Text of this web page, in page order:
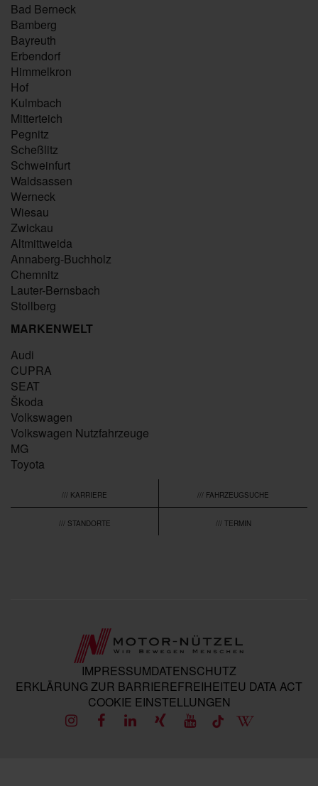
Bad Berneck
Bamberg
Bayreuth
Erbendorf
Himmelkron
Hof
Kulmbach
Mitterteich
Pegnitz
Scheßlitz
Schweinfurt
Waldsassen
Werneck
Wiesau
Zwickau
Altmittweida
Annaberg-Buchholz
Chemnitz
Lauter-Bernsbach
Stollberg
MARKENWELT
Audi
CUPRA
SEAT
Škoda
Volkswagen
Volkswagen Nutzfahrzeuge
MG
Toyota
/// KARRIERE /// FAHRZEUGSUCHE
/// STANDORTE /// TERMIN
IMPRESSUMDATENSCHUTZ
ERKLÄRUNG ZUR BARRIEREFREIHEITEU DATA ACT
COOKIE EINSTELLUNGEN